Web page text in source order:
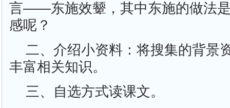
言——东施效颦，其中东施的做法
感呢？
二、介绍小资料：将搜集的背景
丰富相关知识。
三、自选方式读课文。